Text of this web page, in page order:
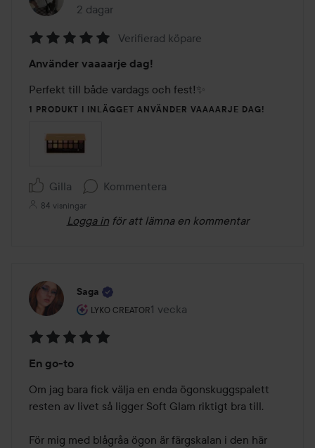
2 dagar
Inlägget skapades 2 dagar
5
av
5
Verifierad köpare
Använder vaaaarje dag!
Perfekt till både vardags och fest!✨
1 PRODUKT I INLÄGGET ANVÄNDER VAAAARJE DAG!
Gilla Kommentera
84 visningar
Logga in för att lämna en kommentar
Saga
LYKO CREATOR
Användarens roll: Lyko Creator.
1 vecka
Inlägget skapades 1 vecka
5
av
5
En go-to
Om jag bara fick välja en enda ögonskuggspalett
resten av livet så ligger Soft Glam riktigt bra till.
För mig med blågråa ögon är färgskalan i den här